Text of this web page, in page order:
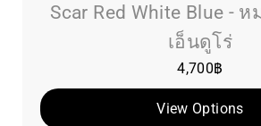
Scar Red White Blue -
เอ็นดูโร่
4,700฿
View Options